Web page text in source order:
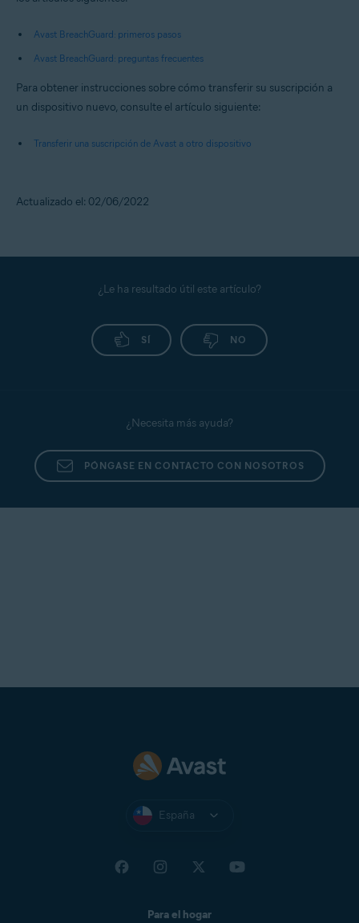
Avast BreachGuard: primeros pasos
Avast BreachGuard: preguntas frecuentes
Para obtener instrucciones sobre cómo transferir su suscripción a
un dispositivo nuevo, consulte el artículo siguiente:
Transferir una suscripción de Avast a otro dispositivo
Actualizado el: 02/06/2022
¿Le ha resultado útil este artículo?
SÍ NO
¿Necesita más ayuda?
PÓNGASE EN CONTACTO CON NOSOTROS
España
Para el hogar